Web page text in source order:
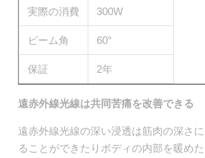
実際の消費 300W
ビーム角 60°
保証 2年
遠赤外線光線は共同苦痛を改善できる
遠赤外線光線の深い浸透は筋肉の深さ
ることができたりボディの内部を暖め